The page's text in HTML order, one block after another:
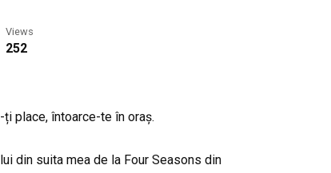
Views
252
place, întoarce-te în oraș.
din suita mea de la Four Seasons din